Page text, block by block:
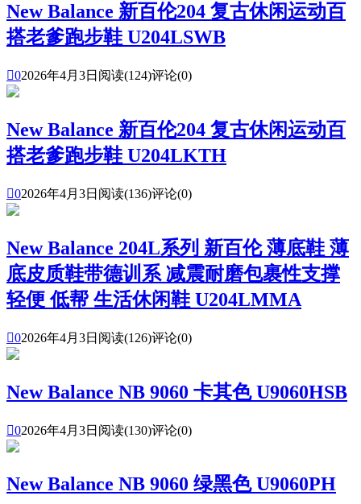
New Balance 新百伦204 复古休闲运动百
搭老爹跑步鞋 U204LSWB
02026年4月3日 阅读(124)评论(0)
New Balance 新百伦204 复古休闲运动百
搭老爹跑步鞋 U204LKTH
02026年4月3日 阅读(136)评论(0)
New Balance 204L系列 新百伦 薄底鞋 薄
底皮质鞋带德训系 减震耐磨包裹性支撑
轻便 低帮 生活休闲鞋 U204LMMA
02026年4月3日 阅读(126)评论(0)
New Balance NB 9060 卡其色 U9060HSB
02026年4月3日 阅读(130)评论(0)
New Balance NB 9060 绿黑色 U9060PH